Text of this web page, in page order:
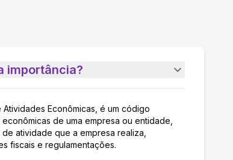
importância?
Econômicas, é um código
de uma empresa ou entidade,
atividade que a empresa realiza,
fiscais e regulamentações.